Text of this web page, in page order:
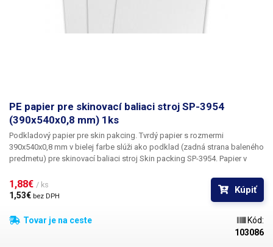
PE papier pre skinovací baliaci stroj SP-3954
(390x540x0,8 mm) 1ks
Podkladový papier pre skin pakcing. Tvrdý papier s rozmermi
390x540x0,8 mm v bielej farbe slúži ako podklad (zadná strana baleného
predmetu) pre skinovací baliaci stroj Skin packing SP-3954. Papier v
výrobku. Papier je z jednej strany potiahnutý PE vrstvou, ktorá
zabezpečuje kvalitné balenie a zvyšuje odolnosť papierovej vrstvy.
1,88€ / ks
1,53€ bez DPH
Kúpiť
Tovar je na ceste
Kód:
103086